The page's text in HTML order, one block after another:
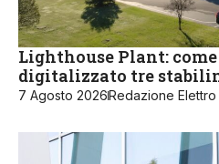
Lighthouse Plant: come
digitalizzato tre
7 Agosto 2026Redazione Elettro